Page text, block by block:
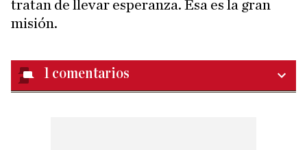
tratan de llevar esperanza. Esa es la gran
misión.
1 comentarios